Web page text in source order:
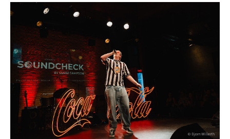
RECYCLEMICH-INITIATIVE
VIER HOCH VIER
ALFIES
HANNERSBERG
WILHELM-EXNER-MEDAILLEN STIFTUNG
ADMIRAL SPORTWETTEN
EWP RECYCLING PFAND ÖSTERREICH
ANNEMARIE CHARITY
IMPERIAL MARKETS